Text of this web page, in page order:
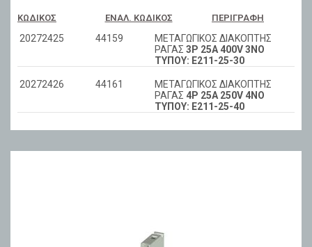
ΚΩΔΙΚΌΣ ΕΝΑΛ. ΚΩΔΙΚΌΣ ΠΕΡΙΓΡΑΦΉ
20272425 44159
ΜΕΤΑΓΩΓΙΚΟΣ ΔΙΑΚΟΠΤΗΣ
ΡΑΓΑΣ 3P 25A 400V 3NO
ΤΥΠΟΥ: E211-25-30
20272426 44161
ΜΕΤΑΓΩΓΙΚΟΣ ΔΙΑΚΟΠΤΗΣ
ΡΑΓΑΣ 4P 25A 250V 4NO
ΤΥΠΟΥ: E211-25-40